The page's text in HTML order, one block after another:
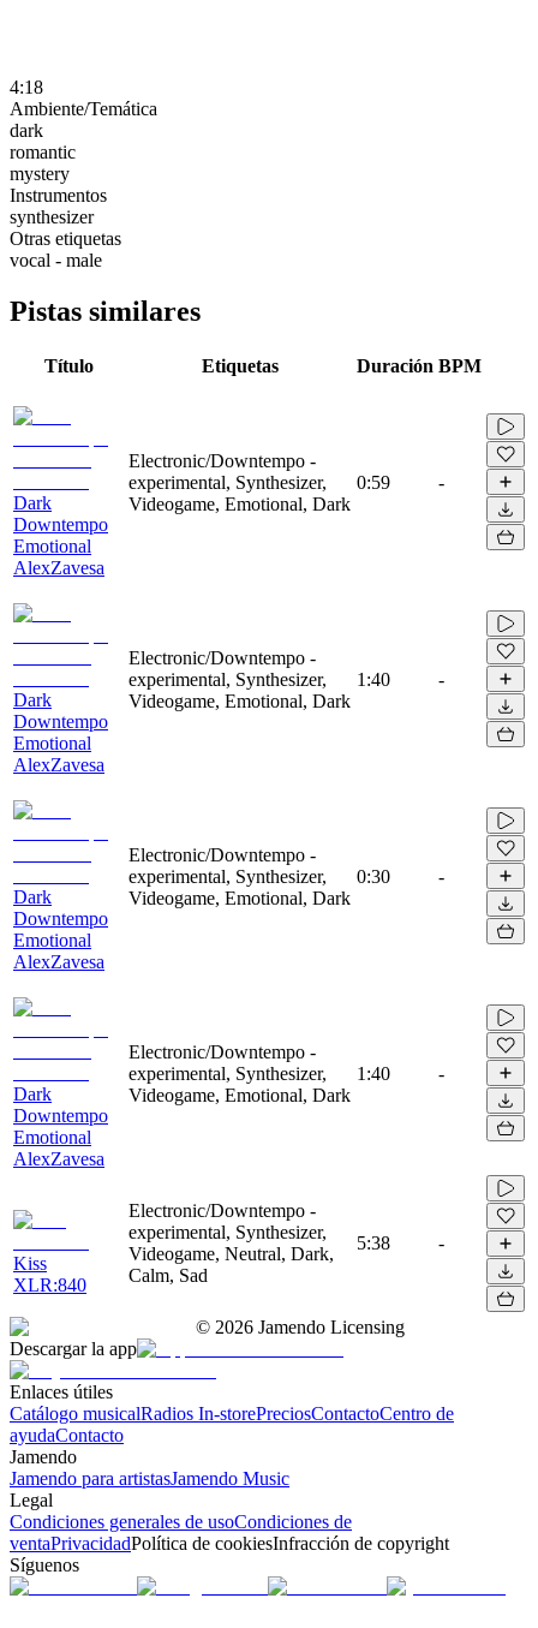
4:18
Ambiente/Temática
dark
romantic
mystery
Instrumentos
synthesizer
Otras etiquetas
vocal - male
Pistas similares
Título Etiquetas Duración BPM
Dark
Downtempo
Emotional
AlexZavesa
Electronic/Downtempo -
experimental, Synthesizer,
Videogame, Emotional, Dark
0:59 -
Dark
Downtempo
Emotional
AlexZavesa
Electronic/Downtempo -
experimental, Synthesizer,
Videogame, Emotional, Dark
1:40 -
Dark
Downtempo
Emotional
AlexZavesa
Electronic/Downtempo -
experimental, Synthesizer,
Videogame, Emotional, Dark
0:30 -
Dark
Downtempo
Emotional
AlexZavesa
Electronic/Downtempo -
experimental, Synthesizer,
Videogame, Emotional, Dark
1:40 -
Kiss
XLR:840
Electronic/Downtempo -
experimental, Synthesizer,
Videogame, Neutral, Dark,
Calm, Sad
5:38 -
© 2026 Jamendo Licensing
Descargar la app
Enlaces útiles
Catálogo musicalRadios In-storePreciosContactoCentro de
ayudaContacto
Jamendo
Jamendo para artistasJamendo Music
Legal
Condiciones generales de usoCondiciones de
ventaPrivacidadPolítica de cookiesInfracción de copyright
Síguenos